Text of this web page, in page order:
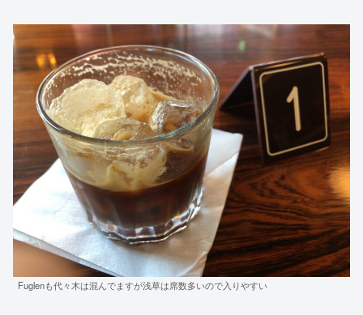
Fuglenも代々木は混んでますが浅草は席数多いので入りやすい